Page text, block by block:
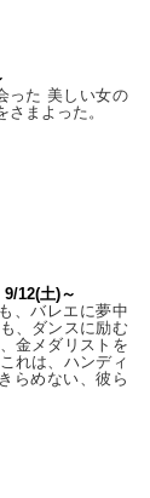
った 美しい女の
まよった。
12(土)～
、バレエに夢中
、ダンスに励む
金メダリストを
れは、ハンディ
らめない、彼ら